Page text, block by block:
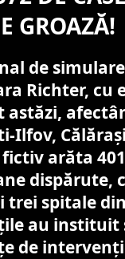
GROAZĂ!
de
Richter, cu
astăzi,
Ilfov,
arăta
dispărute,
trei spitale
au instituit
de